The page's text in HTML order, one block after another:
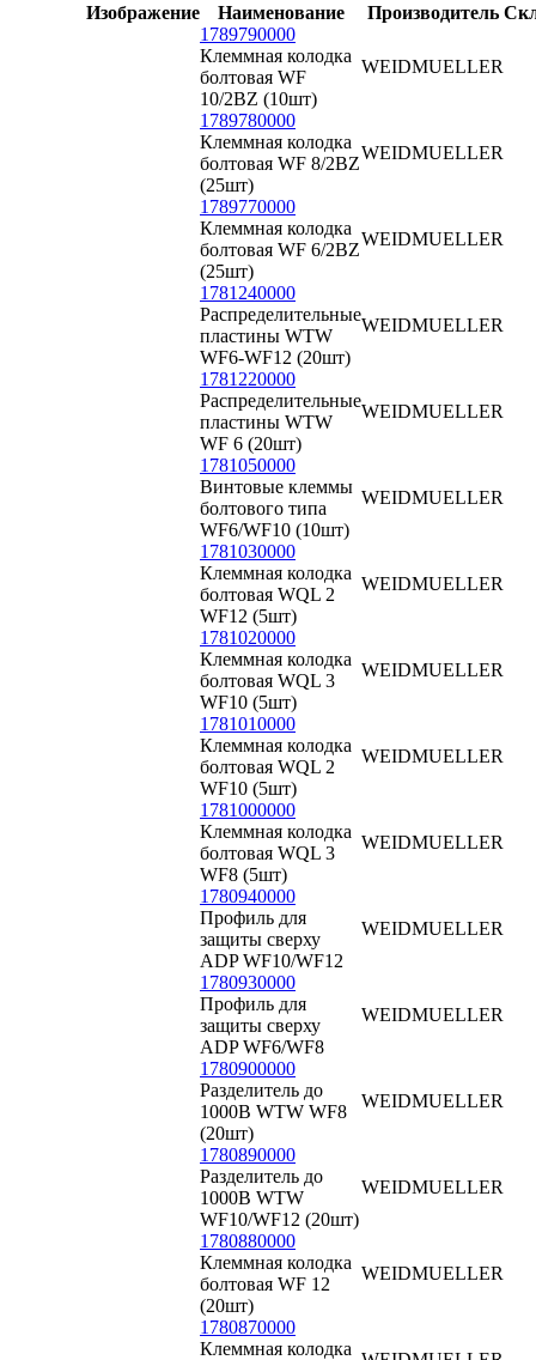
Изображение Наименование Производитель
1789790000
Клеммная колодка
болтовая WF
10/2BZ (10шт)
WEIDMUELLER
1789780000
Клеммная колодка
болтовая WF 8/2BZ
(25шт)
WEIDMUELLER
1789770000
Клеммная колодка
болтовая WF 6/2BZ
(25шт)
WEIDMUELLER
1781240000
Распределительные
пластины WTW
WF6-WF12 (20шт)
WEIDMUELLER
1781220000
Распределительные
пластины WTW
WF 6 (20шт)
WEIDMUELLER
1781050000
Винтовые клеммы
болтового типа
WF6/WF10 (10шт)
WEIDMUELLER
1781030000
Клеммная колодка
болтовая WQL 2
WF12 (5шт)
WEIDMUELLER
1781020000
Клеммная колодка
болтовая WQL 3
WF10 (5шт)
WEIDMUELLER
1781010000
Клеммная колодка
болтовая WQL 2
WF10 (5шт)
WEIDMUELLER
1781000000
Клеммная колодка
болтовая WQL 3
WF8 (5шт)
WEIDMUELLER
1780940000
Профиль для
защиты сверху
ADP WF10/WF12
WEIDMUELLER
1780930000
Профиль для
защиты сверху
ADP WF6/WF8
WEIDMUELLER
1780900000
Разделитель до
1000В WTW WF8
(20шт)
WEIDMUELLER
1780890000
Разделитель до
1000В WTW
WF10/WF12 (20шт)
WEIDMUELLER
1780880000
Клеммная колодка
болтовая WF 12
(20шт)
WEIDMUELLER
1780870000
Клеммная колодка